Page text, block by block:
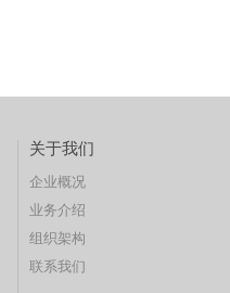
关于我们
企业概况
业务介绍
组织架构
联系我们